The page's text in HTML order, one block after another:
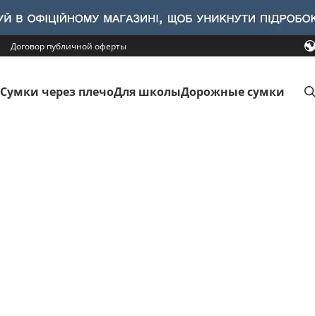
Договор публичной оферты
Сумки через плечоДля школыДорожные сумки